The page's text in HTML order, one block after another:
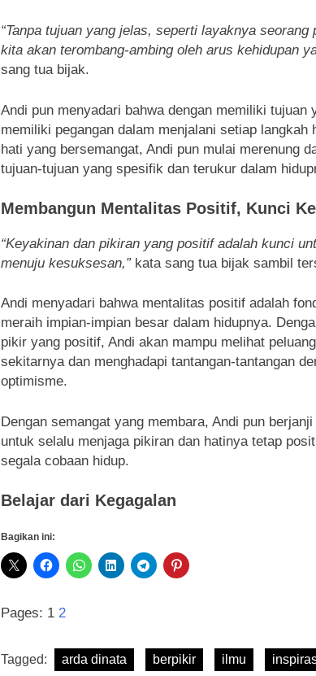
“Tanpa tujuan yang jelas, seperti layaknya seorang
kita akan terombang-ambing oleh arus kehidupan
sang tua bijak.
Andi pun menyadari bahwa dengan memiliki tujuan
memiliki pegangan dalam menjalani setiap langkah
hati yang bersemangat, Andi pun mulai merenung
tujuan-tujuan yang spesifik dan terukur dalam
Membangun Mentalitas Positif, Kunci
“Keyakinan dan pikiran yang positif adalah kunci
menuju kesuksesan,”kata sang tua bijak sambil
Andi menyadari bahwa mentalitas positif adalah
meraih impian-impian besar dalam hidupnya.
pikir yang positif, Andi akan mampu melihat
sekitarnya dan menghadapi tantangan-tantangan
optimisme.
Dengan semangat yang membara, Andi pun
untuk selalu menjaga pikiran dan hatinya tetap
segala cobaan hidup.
Belajar dari Kegagalan
Bagikan ini:
Pages: 1 2
Tagged: arda dinata berpikir ilmu